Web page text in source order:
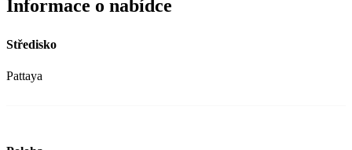
Informace o nabídce
Středisko
Pattaya